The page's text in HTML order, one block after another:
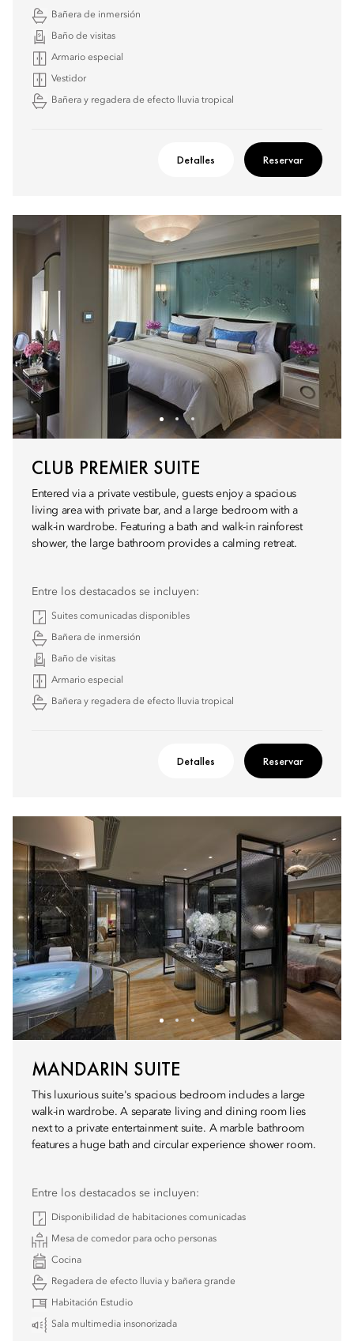
Bañera de inmersión
Baño de visitas
Armario especial
Vestidor
Bañera y regadera de efecto lluvia tropical
Detalles Reservar
CLUB PREMIER SUITE
Entered via a private vestibule, guests enjoy a spacious
living area with private bar, and a large bedroom with a
walk-in wardrobe. Featuring a bath and walk-in rainforest
shower, the large bathroom provides a calming retreat.
Entre los destacados se incluyen:
Suites comunicadas disponibles
Bañera de inmersión
Baño de visitas
Armario especial
Bañera y regadera de efecto lluvia tropical
Detalles Reservar
MANDARIN SUITE
This luxurious suite's spacious bedroom includes a large
walk-in wardrobe. A separate living and dining room lies
next to a private entertainment suite. A marble bathroom
features a huge bath and circular experience shower room.
Entre los destacados se incluyen:
Disponibilidad de habitaciones comunicadas
Mesa de comedor para ocho personas
Cocina
Regadera de efecto lluvia y bañera grande
Habitación Estudio
Sala multimedia insonorizada